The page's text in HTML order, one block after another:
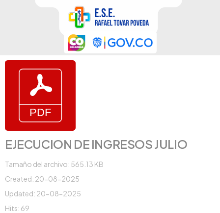
EJECUCION DE INGRESOS JULIO
Tamaño del archivo: 565.13 KB
Created: 20-08-2025
Updated: 20-08-2025
Hits: 69